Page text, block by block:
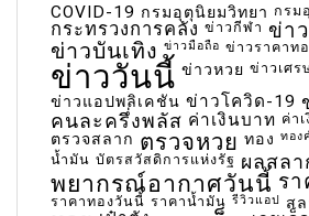
COVID-19 กรมอุตุนิยมวิทยา กรม
กระทรวงการคลัง ข่าวกีฬา ข่า
ข่าวบันเทิง ข่าวมือถือ ข่าวราคาท
ข่าววันนี้ ข่าวหวย ข่าวเศร
ข่าวแอปพลิเคชัน ข่าวโควิด-19
คนละครึ่งพลัส ค่าเงินบาท ค่า
ตรวจสลาก ตรวจหวย ทอง ทอง
น้ำมัน บัตรสวัสดิการแห่งรัฐ ผลสลา
พยากรณ์อากาศวันนี้ ร
ราคาทองวันนี้ ราคาน้ำมัน รีวิวแอป ส